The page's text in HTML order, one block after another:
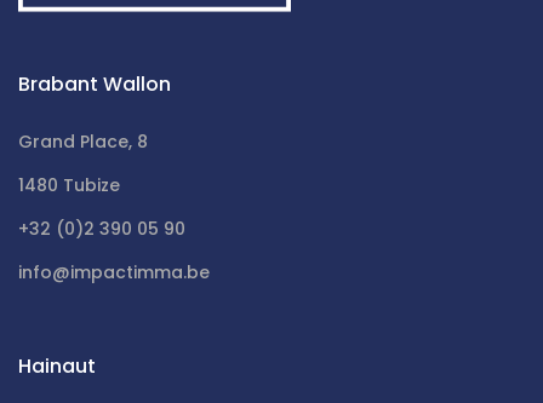
Brabant Wallon
Grand Place, 8
1480 Tubize
+32 (0)2 390 05 90
info@impactimma.be
Hainaut